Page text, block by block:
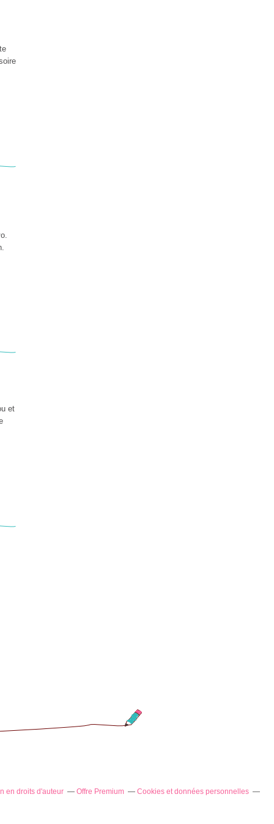
et
en droits d'auteur Offre Premium
Cookies et données personnelles